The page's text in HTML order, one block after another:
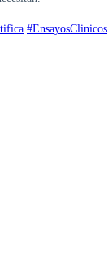
#EnsayosClinicos